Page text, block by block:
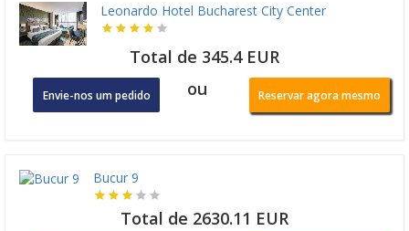
Leonardo Hotel Bucharest City Center
Total de 345.4 EUR
Envie-nos um pedido ou Reservar agora mesmo
Bucur 9
Total de 2630.11 EUR